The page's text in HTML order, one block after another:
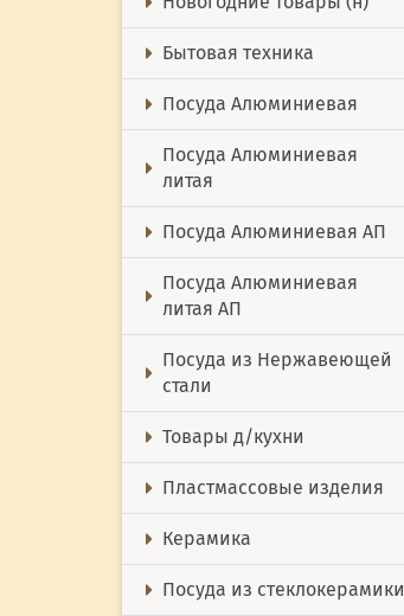
Бытовая техника
Посуда Алюминиевая
Посуда Алюминиевая
литая
Посуда Алюминиевая АП
Посуда Алюминиевая
литая АП
Посуда из Нержавеющей
стали
Товары д/кухни
Пластмассовые изделия
Керамика
Посуда из стеклокерамики